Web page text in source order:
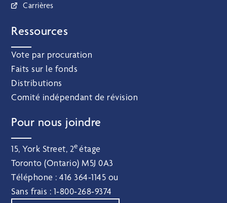
Carrières
Ressources
Vote par procuration
Faits sur le fonds
Distributions
Comité indépendant de révision
Pour nous joindre
15, York Street, 2eétage
Toronto (Ontario) M5J 0A3
Téléphone :416 364‑1145 ou
Sans frais : 1‑800‑268‑9374